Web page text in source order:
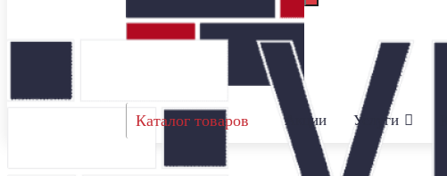
Каталог товаров Акции Услуги